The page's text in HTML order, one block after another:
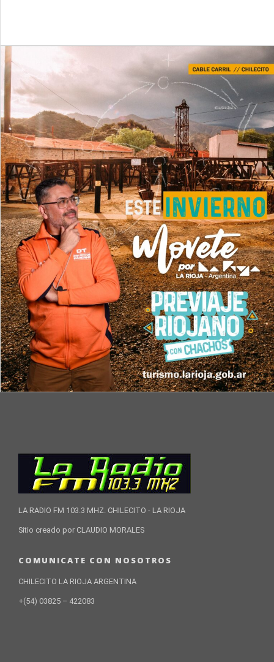
LA RADIO FM 103.3 MHZ. CHILECITO - LA RIOJA
Sitio creado por CLAUDIO MORALES
COMUNICATE CON NOSOTROS
CHILECITO LA RIOJA ARGENTINA
+(54) 03825 – 422083